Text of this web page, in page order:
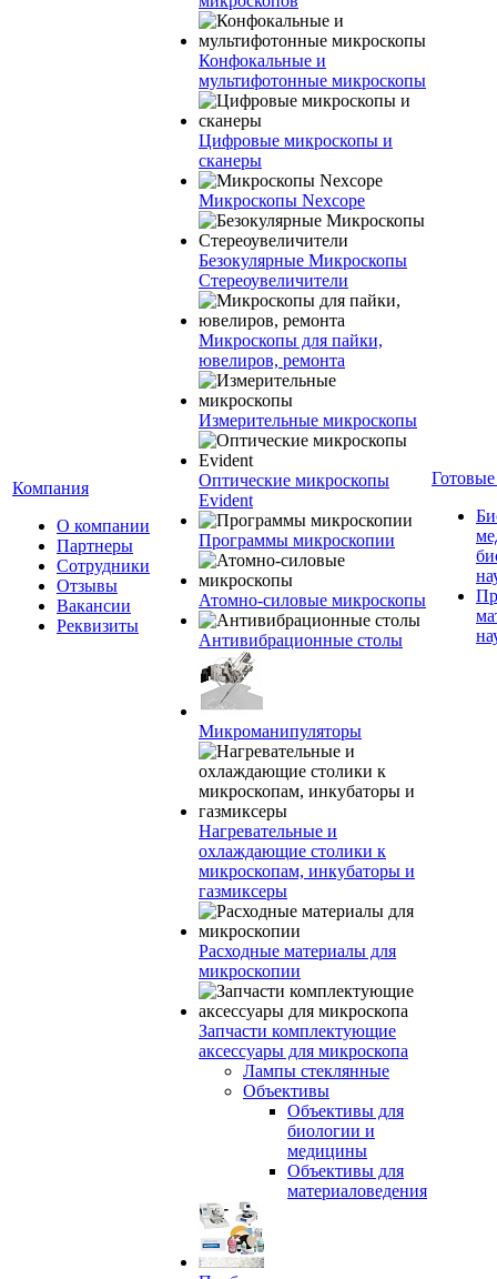
Компания
О компании
Партнеры
Сотрудники
Отзывы
Вакансии
Реквизиты
Конфокальные и
мультифотонные микроскопы
Цифровые микроскопы и
сканеры
Микроскопы Nexcope
Безокулярные Микроскопы
Стереоувеличители
Микроскопы для пайки,
ювелиров, ремонта
Измерительные микроскопы
Оптические микроскопы
Evident
Программы микроскопии
Атомно-силовые микроскопы
Антивибрационные столы
Микроманипуляторы
Нагревательные и
охлаждающие столики к
микроскопам, инкубаторы и
газмиксеры
Расходные материалы для
микроскопии
Запчасти комплектующие
аксессуары для микроскопа
Лампы стеклянные
Объективы
Объективы для
биологии и
медицины
Объективы для
материаловедения